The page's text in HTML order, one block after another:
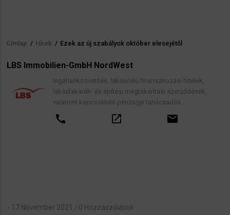
Morzsa
Címlap / Hírek / Ezek az új szabályok október elesejétől
LBS Immobilien-GmbH NordWest
Ingatlanközvetítés, lakáscélú finanszírozási hitelek,
lakástakarék- és építési megtakarítási szerződések,
valamint kapcsolódó pénzügyi tanácsadás.
call open_in_new email
17 November 2021 / 0 Hozzászólások